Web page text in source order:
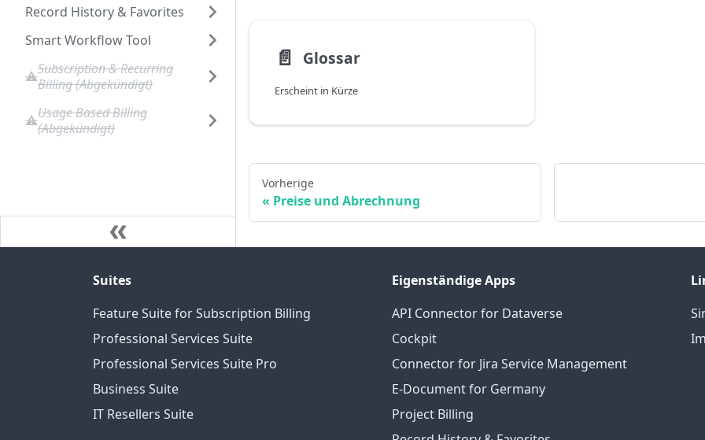
Record History & Favorites
Smart Workflow Tool
Subscription & Recurring
Billing (Abgekündigt)
Usage Based Billing
(Abgekündigt)
📄️ Glossar
Erscheint in Kürze
Vorherige
Preise und Abrechnung
Suites
Feature Suite for Subscription Billing
Professional Services Suite
Professional Services Suite Pro
Business Suite
IT Resellers Suite
Eigenständige Apps
API Connector for Dataverse
Cockpit
Connector for Jira Service Management
E-Document for Germany
Project Billing